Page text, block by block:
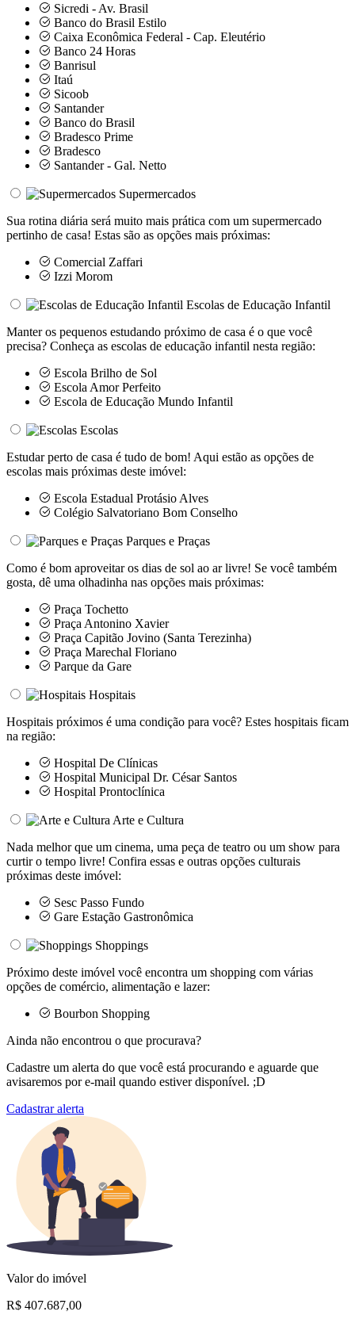
Sicredi - Av. Brasil
Banco do Brasil Estilo
Caixa Econômica Federal - Cap. Eleutério
Banco 24 Horas
Banrisul
Itaú
Sicoob
Santander
Banco do Brasil
Bradesco Prime
Bradesco
Santander - Gal. Netto
Supermercados
Sua rotina diária será muito mais prática com um supermercado
pertinho de casa! Estas são as opções mais próximas:
Comercial Zaffari
Izzi Morom
Escolas de Educação Infantil
Manter os pequenos estudando próximo de casa é o que você
precisa? Conheça as escolas de educação infantil nesta região:
Escola Brilho de Sol
Escola Amor Perfeito
Escola de Educação Mundo Infantil
Escolas
Estudar perto de casa é tudo de bom! Aqui estão as opções de
escolas mais próximas deste imóvel:
Escola Estadual Protásio Alves
Colégio Salvatoriano Bom Conselho
Parques e Praças
Como é bom aproveitar os dias de sol ao ar livre! Se você também
gosta, dê uma olhadinha nas opções mais próximas:
Praça Tochetto
Praça Antonino Xavier
Praça Capitão Jovino (Santa Terezinha)
Praça Marechal Floriano
Parque da Gare
Hospitais
Hospitais próximos é uma condição para você? Estes hospitais ficam
na região:
Hospital De Clínicas
Hospital Municipal Dr. César Santos
Hospital Prontoclínica
Arte e Cultura
Nada melhor que um cinema, uma peça de teatro ou um show para
curtir o tempo livre! Confira essas e outras opções culturais
próximas deste imóvel:
Sesc Passo Fundo
Gare Estação Gastronômica
Shoppings
Próximo deste imóvel você encontra um shopping com várias
opções de comércio, alimentação e lazer:
Bourbon Shopping
Ainda não encontrou o que procurava?
Cadastre um alerta do que você está procurando e aguarde que
avisaremos por e-mail quando estiver disponível. ;D
Cadastrar alerta
Valor do imóvel
R$ 407.687,00